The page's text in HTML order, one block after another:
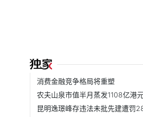
消费金融竞争格局将重塑
农夫山泉市值半月蒸发1108亿港
昆明逸璟峰存违法未批先建遭罚